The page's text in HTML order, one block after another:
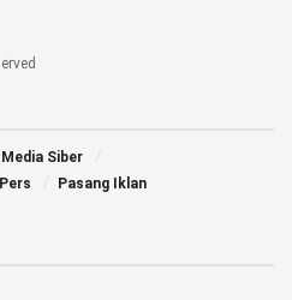
Siber
Pasang Iklan